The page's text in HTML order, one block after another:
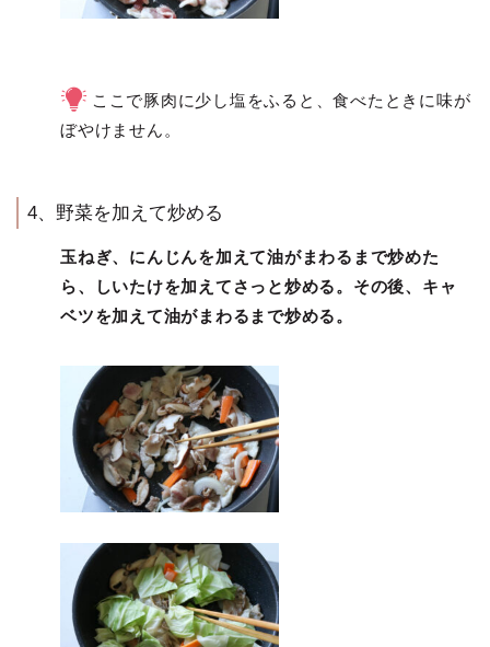
ここで豚肉に少し塩をふると、食べたときに味が
ぼやけません。
4、野菜を加えて炒める
玉ねぎ、にんじんを加えて油がまわるまで炒めた
ら、しいたけを加えてさっと炒める。 その後、キャ
ベツを加えて油がまわるまで炒める。